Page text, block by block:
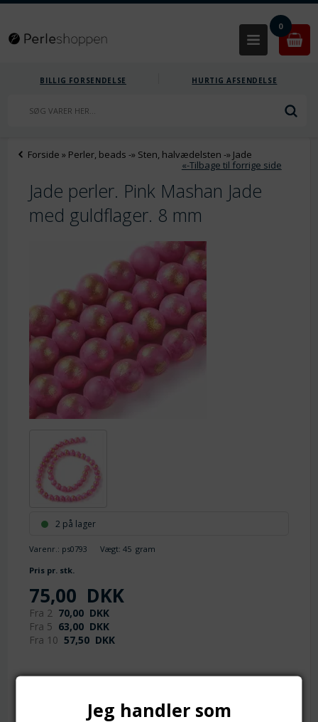
0
BILLIG FORSENDELSE HURTIG AFSENDELSE
Forside » Perler, beads -» Sten, halvædelsten -» Jade
«-Tilbage til forrige side
Jade perler. Pink Mashan Jade
med guldflager. 8 mm
2 på lager
Varenr.: ps0793 Vægt:45 gram
Pris pr. stk.
75,00 DKK
Fra 2 70,00 DKK
Fra 5 63,00 DKK
Fra 10 57,50 DKK
Jeg handler som